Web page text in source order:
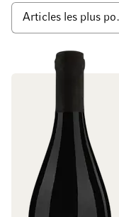
Trier parhaut